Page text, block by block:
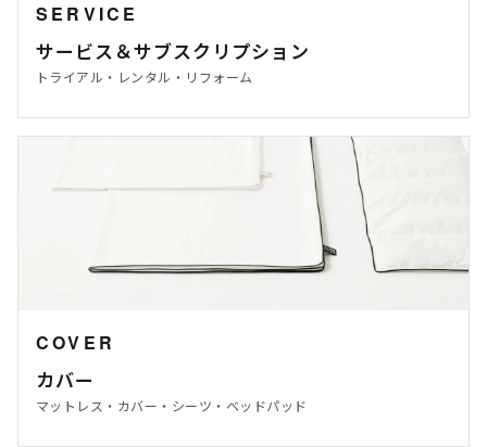
SERVICE
サービス＆サブスクリプション
トライアル・レンタル・リフォーム
COVER
カバー
マットレス・カバー・シーツ・ベッドパッド